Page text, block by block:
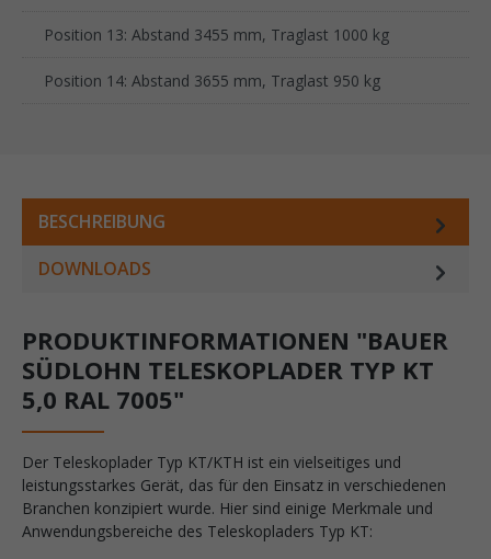
Position 13: Abstand 3455 mm, Traglast 1000 kg
Position 14: Abstand 3655 mm, Traglast 950 kg
BESCHREIBUNG
DOWNLOADS
PRODUKTINFORMATIONEN "BAUER
SÜDLOHN TELESKOPLADER TYP KT
5,0 RAL 7005"
Der Teleskoplader Typ KT/KTH ist ein vielseitiges und
leistungsstarkes Gerät, das für den Einsatz in verschiedenen
Branchen konzipiert wurde. Hier sind einige Merkmale und
Anwendungsbereiche des Teleskopladers Typ KT: